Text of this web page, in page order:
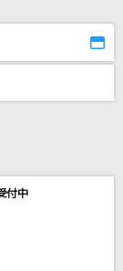
付中